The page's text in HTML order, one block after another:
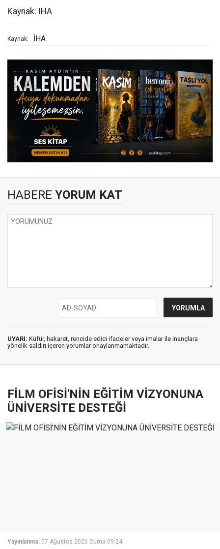
Kaynak: IHA
Kaynak: İHA
HABERE YORUM KAT
UYARI: Küfür, hakaret, rencide edici ifadeler veya imalar ile inançlara
yönelik saldırı içeren yorumlar onaylanmamaktadır.
FİLM OFİSİ'NİN EĞİTİM VİZYONUNA
ÜNİVERSİTE DESTEĞİ
Yayınlanma: 07 Ağustos 2026 Cuma 09:24